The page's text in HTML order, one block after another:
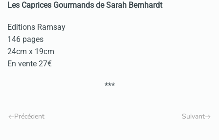
Les Caprices Gourmands de Sarah Bernhardt
Editions Ramsay
146 pages
24cm x 19cm
En vente 27€
***
Précédent Suivant